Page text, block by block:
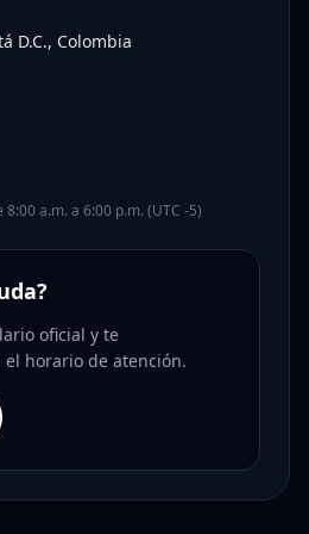
D.C., Colombia
a.m. a 6:00 p.m. (UTC -5)
oficial y te
horario de atención.